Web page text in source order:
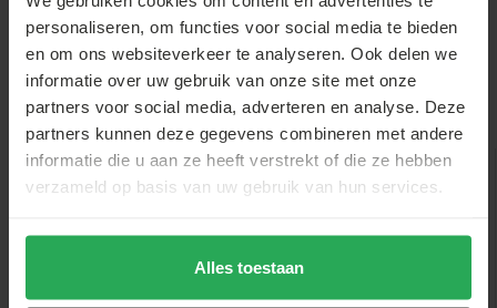
personaliseren, om functies voor social media te bieden
en om ons websiteverkeer te analyseren. Ook delen we
informatie over uw gebruik van onze site met onze
partners voor social media, adverteren en analyse. Deze
partners kunnen deze gegevens combineren met andere
informatie die u aan ze heeft verstrekt of die ze hebben
verzameld op basis van uw gebruik van hun services.
Alles toestaan
Anderen bekeken ook